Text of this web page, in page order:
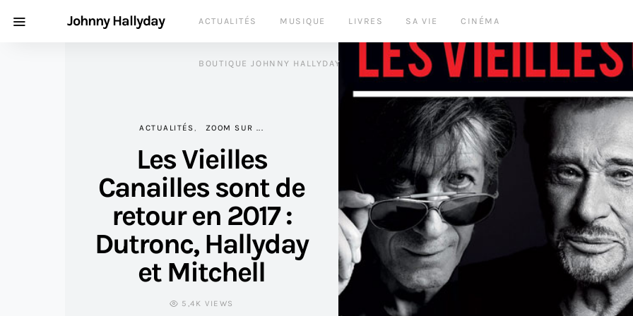
Johnny Hallyday ACTUALITÉS MUSIQUE LIVRES SA VIE CINÉMA
BOUTIQUE JOHNNY HALLYDAY
ACTUALITÉS ZOOM SUR ...
Les Vieilles
Canailles sont de
retour en 2017 :
Dutronc, Hallyday
et Mitchell
5,4K VIEWS